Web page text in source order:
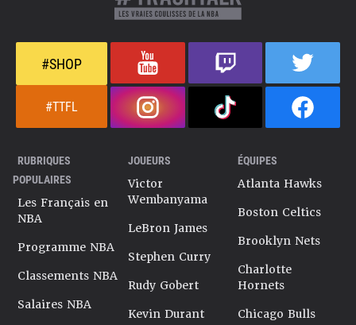
#SHOP
#TTFL
RUBRIQUES
POPULAIRES
Les Français en
NBA
Programme NBA
Classements NBA
Salaires NBA
JOUEURS
Victor
Wembanyama
LeBron James
Stephen Curry
Rudy Gobert
Kevin Durant
ÉQUIPES
Atlanta Hawks
Boston Celtics
Brooklyn Nets
Charlotte
Hornets
Chicago Bulls